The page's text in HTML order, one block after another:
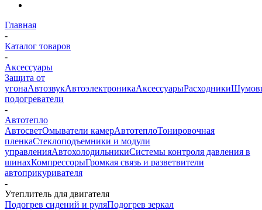
Главная
-
Каталог товаров
-
Аксессуары
Защита от
угонаАвтозвукАвтоэлектроникаАксессуарыРасходники
подогреватели
-
Автотепло
АвтосветОмыватели камерАвтотеплоТонировочная
пленкаСтеклоподъемники и модули
управленияАвтохолодильникиСистемы контроля давления в
шинахКомпрессорыГромкая связь и разветвители
автоприкуривателя
-
Утеплитель для двигателя
Подогрев сидений и руляПодогрев зеркал